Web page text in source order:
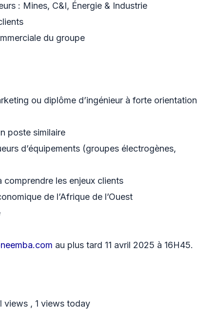
: Mines, C&I, Énergie & Industrie
du groupe
ou diplôme d’ingénieur à forte orientation
poste similaire
d’équipements (groupes électrogènes,
comprendre les enjeux clients
de l’Afrique de l’Ouest
au plus tard 11 avril 2025 à 16H45.
views , 1 views today